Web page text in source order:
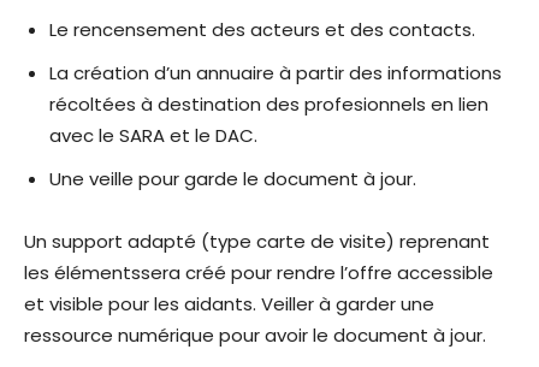
Le rencensement des acteurs et des contacts.
La création d’un annuaire à partir des informations
récoltées à destination des profesionnels en lien
avec le SARA et le DAC.
Une veille pour garde le document à jour.
Un support adapté (type carte de visite) reprenant
les élémentssera créé pour rendre l’offre accessible
et visible pour les aidants. Veiller à garder une
ressource numérique pour avoir le document à jour.